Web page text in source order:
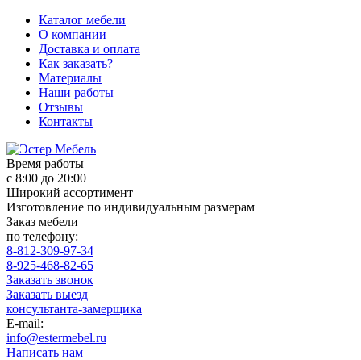
Каталог мебели
О компании
Доставка и оплата
Как заказать?
Материалы
Наши работы
Отзывы
Контакты
Время работы
с 8:00 до 20:00
Широкий ассортимент
Изготовление по индивидуальным размерам
Заказ мебели
по телефону:
8-812-309-97-34
8-925-468-82-65
Заказать звонок
Заказать выезд
консультанта-замерщика
E-mail:
info@estermebel.ru
Написать нам